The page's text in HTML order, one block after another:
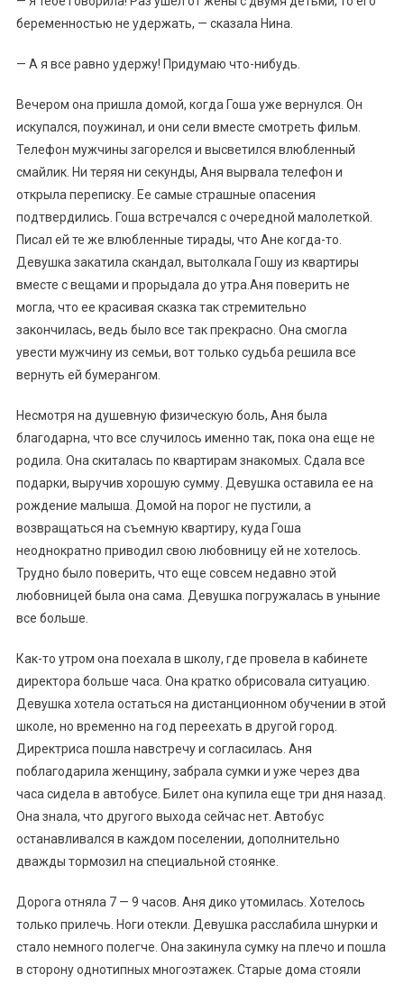
беременностью не удержать, — сказала Нина.
— А я все равно удержу! Придумаю что-нибудь.
Вечером она пришла домой, когда Гоша уже вернулся. Он
искупался, поужинал, и они сели вместе смотреть фильм.
Телефон мужчины загорелся и высветился влюбленный
смайлик. Ни теряя ни секунды, Аня вырвала телефон и
открыла переписку. Ее самые страшные опасения
подтвердились. Гоша встречался с очередной малолеткой.
Писал ей те же влюбленные тирады, что Ане когда-то.
Девушка закатила скандал, вытолкала Гошу из квартиры
вместе с вещами и прорыдала до утра.Аня поверить не
могла, что ее красивая сказка так стремительно
закончилась, ведь было все так прекрасно. Она смогла
увести мужчину из семьи, вот только судьба решила все
вернуть ей бумерангом.
Несмотря на душевную физическую боль, Аня была
благодарна, что все случилось именно так, пока она еще не
родила. Она скиталась по квартирам знакомых. Сдала все
подарки, выручив хорошую сумму. Девушка оставила ее на
рождение малыша. Домой на порог не пустили, а
возвращаться на съемную квартиру, куда Гоша
неоднократно приводил свою любовницу ей не хотелось.
Трудно было поверить, что еще совсем недавно этой
любовницей была она сама. Девушка погружалась в уныние
все больше.
Как-то утром она поехала в школу, где провела в кабинете
директора больше часа. Она кратко обрисовала ситуацию.
Девушка хотела остаться на дистанционном обучении в этой
школе, но временно на год переехать в другой город.
Директриса пошла навстречу и согласилась. Аня
поблагодарила женщину, забрала сумки и уже через два
часа сидела в автобусе. Билет она купила еще три дня назад.
Она знала, что другого выхода сейчас нет. Автобус
останавливался в каждом поселении, дополнительно
дважды тормозил на специальной стоянке.
Дорога отняла 7 — 9 часов. Аня дико утомилась. Хотелось
только прилечь. Ноги отекли. Девушка расслабила шнурки и
стало немного полегче. Она закинула сумку на плечо и пошла
в сторону однотипных многоэтажек. Старые дома стояли